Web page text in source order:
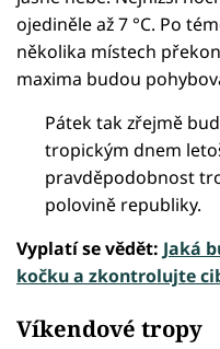
ojediněle až 7 °C. Po
několika místech
maxima budou
Pátek tak zřejmě
tropickým dnem
pravděpodobnost
polovině republiky.
Vyplatí se vědět: Jaká
kočku a zkontrolujte
Víkendové tropy